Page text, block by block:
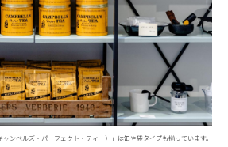
ンベルズ・パーフェクト・ティー）」は缶や袋タイプも揃っています。